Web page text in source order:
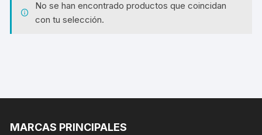
No se han encontrado productos que coincidan
con tu selección.
MARCAS PRINCIPALES